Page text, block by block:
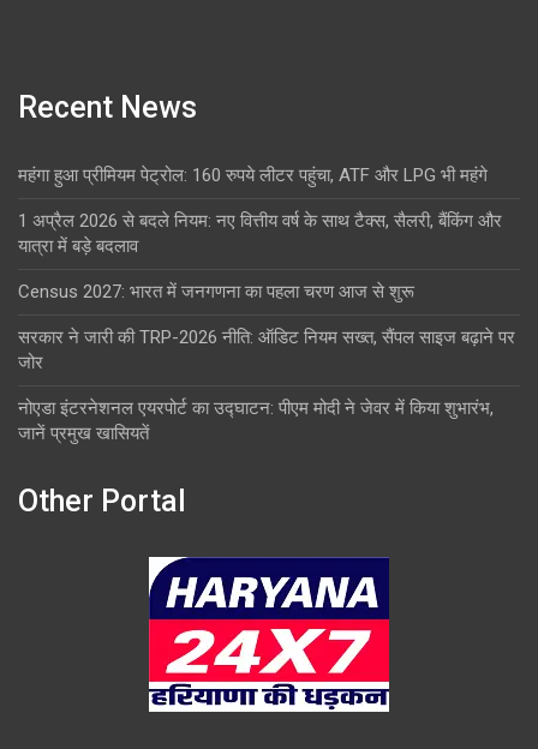
Recent News
महंगा हुआ प्रीमियम पेट्रोल: 160 रुपये लीटर पहुंचा, ATF और LPG भी महंगे
1 अप्रैल 2026 से बदले नियम: नए वित्तीय वर्ष के साथ टैक्स, सैलरी, बैंकिंग और
यात्रा में बड़े बदलाव
Census 2027: भारत में जनगणना का पहला चरण आज से शुरू
सरकार ने जारी की TRP-2026 नीति: ऑडिट नियम सख्त, सैंपल साइज बढ़ाने पर
जोर
नोएडा इंटरनेशनल एयरपोर्ट का उद्घाटन: पीएम मोदी ने जेवर में किया शुभारंभ,
जानें प्रमुख खासियतें
Other Portal